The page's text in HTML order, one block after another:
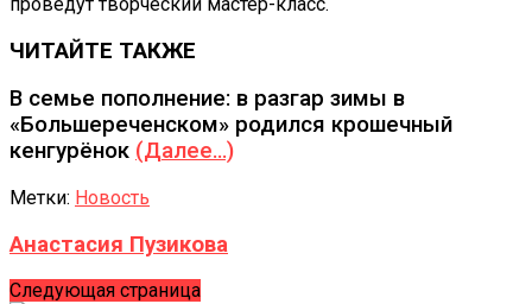
ЧИТАЙТЕ ТАКЖЕ
В семье пополнение: в разгар зимы в
«Большереченском» родился крошечный
кенгурёнок (Далее…)
Метки: Новость
Анастасия Пузикова
Следующая страница